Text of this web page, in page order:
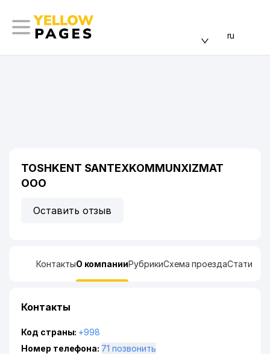
ru
TOSHKENT SANTEXKOMMUNXIZMAT
ООО
Оставить отзыв
КонтактыО компанииРубрикиСхема проезда
Контакты
Код страны: +998
Номер телефона:
71 позвонить